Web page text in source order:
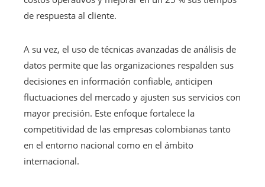
de respuesta al cliente.
A su vez, el uso de técnicas avanzadas de análisis de
datos permite que las organizaciones respalden sus
decisiones en información confiable, anticipen
fluctuaciones del mercado y ajusten sus servicios con
mayor precisión. Este enfoque fortalece la
competitividad de las empresas colombianas tanto
en el entorno nacional como en el ámbito
internacional.